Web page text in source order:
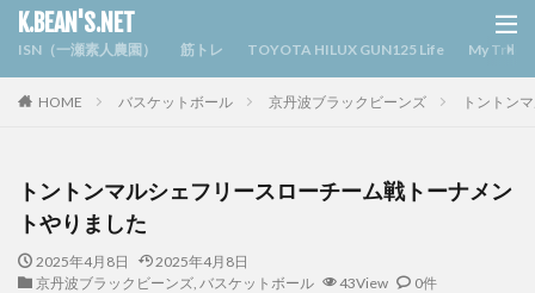
K.BEAN'S.NET
ISN（一瀬素人農園） 筋トレ TOYOTA HILUX GUN125 Life My Trivia
HOME バスケットボール 京丹波ブラックビーンズ トントン
トントンマルシェフリースローチーム戦トーナメン
トやりました
2025年4月8日
2025年4月8日
京丹波ブラックビーンズ, バスケットボール 43View 0件